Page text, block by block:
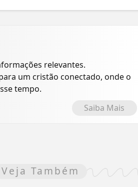
relevantes.
um cristão conectado, onde o
tempo.
Saiba Mais
Veja Também